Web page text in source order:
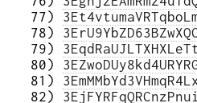
   77)
   78)
   79)
   80)
   81)
   82)